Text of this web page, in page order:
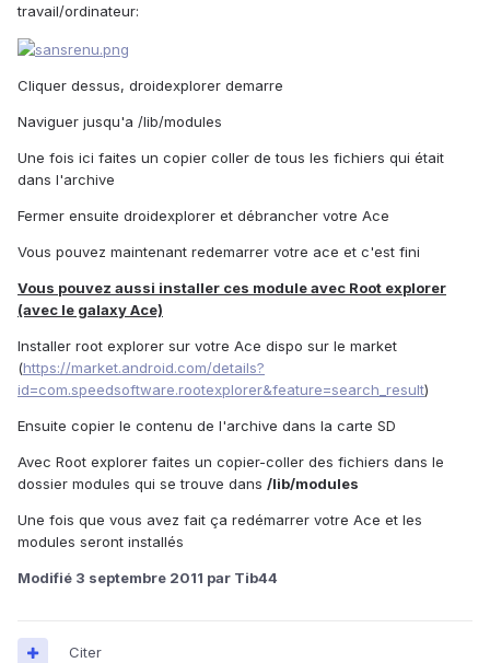
travail/ordinateur:
Cliquer dessus, droidexplorer demarre
Naviguer jusqu'a /lib/modules
Une fois ici faites un copier coller de tous les fichiers qui était
dans l'archive
Fermer ensuite droidexplorer et débrancher votre Ace
Vous pouvez maintenant redemarrer votre ace et c'est fini
Vous pouvez aussi installer ces module avec Root explorer
(avec le galaxy Ace)
Installer root explorer sur votre Ace dispo sur le market
(https://market.android.com/details?
id=com.speedsoftware.rootexplorer&feature=search_result)
Ensuite copier le contenu de l'archive dans la carte SD
Avec Root explorer faites un copier-coller des fichiers dans le
dossier modules qui se trouve dans /lib/modules
Une fois que vous avez fait ça redémarrer votre Ace et les
modules seront installés
Modifié 3 septembre 2011 par Tib44
Citer